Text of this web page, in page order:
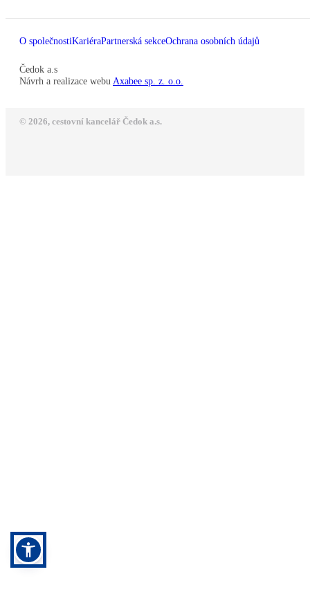
O společnostiKariéraPartnerská sekceOchrana osobních údajů
Čedok a.s
Návrh a realizace webu Axabee sp. z. o.o.
© 2026, cestovní kancelář Čedok a.s.